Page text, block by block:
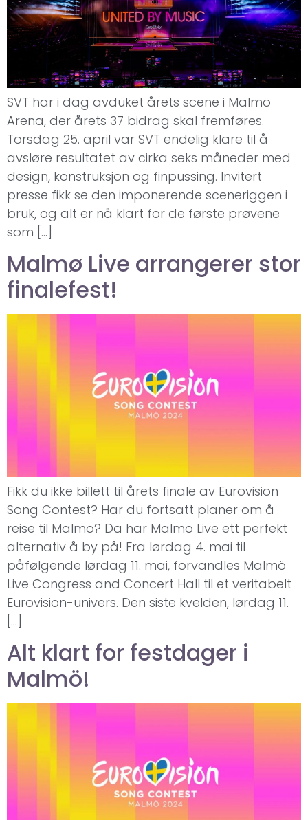
SVT har i dag avduket årets scene i Malmö
Arena, der årets 37 bidrag skal fremføres.
Torsdag 25. april var SVT endelig klare til å
avsløre resultatet av cirka seks måneder med
design, konstruksjon og finpussing. Invitert
presse fikk se den imponerende sceneriggen i
bruk, og alt er nå klart for de første prøvene
som […]
Malmø Live arrangerer stor
finalefest!
Fikk du ikke billett til årets finale av Eurovision
Song Contest? Har du fortsatt planer om å
reise til Malmö? Da har Malmö Live ett perfekt
alternativ å by på! Fra lørdag 4. mai til
påfølgende lørdag 11. mai, forvandles Malmö
Live Congress and Concert Hall til et veritabelt
Eurovision-univers. Den siste kvelden, lørdag 11.
[…]
Alt klart for festdager i
Malmö!